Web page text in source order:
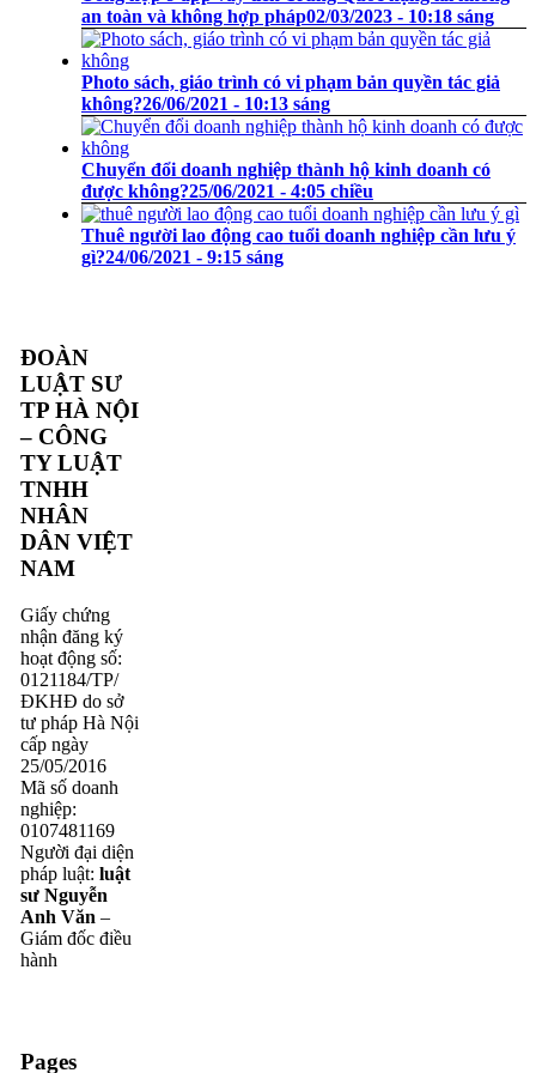
an toàn và không hợp pháp02/03/2023 - 10:18 sáng
Photo sách, giáo trình có vi phạm bản quyền tác giả
không?26/06/2021 - 10:13 sáng
Chuyển đổi doanh nghiệp thành hộ kinh doanh có
được không?25/06/2021 - 4:05 chiều
Thuê người lao động cao tuổi doanh nghiệp cần lưu ý
gì?24/06/2021 - 9:15 sáng
ĐOÀN
LUẬT SƯ
TP HÀ NỘI
– CÔNG
TY LUẬT
TNHH
NHÂN
DÂN VIỆT
NAM
Giấy chứng
nhận đăng ký
hoạt động số:
0121184/TP/
ĐKHĐ do sở
tư pháp Hà Nội
cấp ngày
25/05/2016
Mã số doanh
nghiệp:
0107481169
Người đại diện
pháp luật: luật
sư Nguyễn
Anh Văn –
Giám đốc điều
hành
Pages